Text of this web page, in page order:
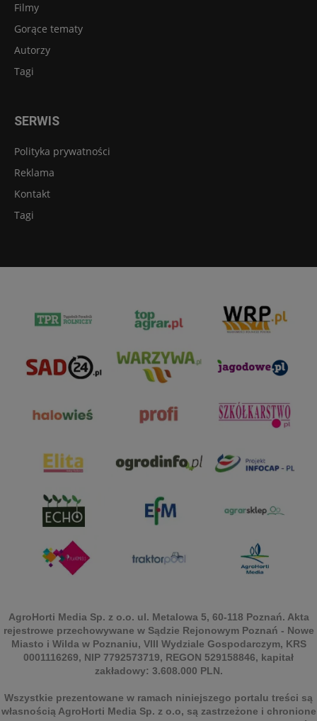
Filmy
Gorące tematy
Autorzy
Tagi
SERWIS
Polityka prywatności
Reklama
Kontakt
Tagi
AgroHorti Media Sp. z o.o. ul. Metalowa 5, 60-118 Poznań. Akta
rejestrowe przechowywane w Sądzie Rejonowym Poznań - Nowe
Miasto i Wilda w Poznaniu, VIII Wydziale Gospodarczym, KRS
0001116269, NIP 7792573719, REGON 529158846, kapitał
zakładowy: 3.608.000 PLN.
Wszystkie prezentowane w ramach niniejszego portalu treści są
własnością AgroHorti Media Sp. z o.o, są zastrzeżone i chronione